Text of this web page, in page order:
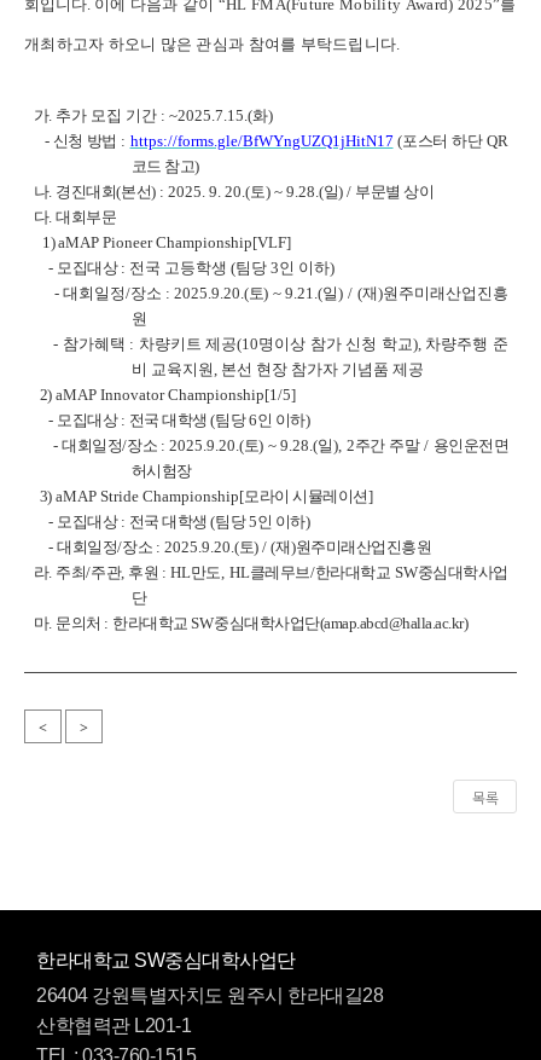
회입니다 이에 다음과 같이 “HL FMA(Future Mobility Award) 2025”를
개최하고자 하오니 많은 관심과 참여를 부탁드립니다
가. 추가 모집 기간 : ~2025.7.15.(화)
- 신청 방법 : https://forms.gle/BfWYngUZQ1jHitN17 (포스터 하단 QR
코드 참고)
나. 경진대회(본선) : 2025. 9. 20.(토) ~ 9.28.(일) / 부문별 상이
다. 대회부문
1)aMAP Pioneer Championship[VLF]
- 모집대상 : 전국 고등학생 (팀당 3인 이하)
- 대회일정/장소 : 2025.9.20.(토) ~ 9.21.(일) / (재)원주미래산업진흥
원
- 참가혜택 : 차량키트 제공(10명이상 참가 신청 학교), 차량주행 준
비 교육지원, 본선 현장 참가자 기념품 제공
2) aMAP Innovator Championship[1/5]
- 모집대상 : 전국 대학생 (팀당6인 이하)
- 대회일정/장소 : 2025.9.20.(토) ~ 9.28.(일), 2주간 주말 / 용인운전면
허시험장
3) aMAP Stride Championship[모라이 시뮬레이션]
- 모집대상 : 전국 대학생 (팀당5인 이하)
- 대회일정/장소 : 2025.9.20.(토) / (재)원주미래산업진흥원
라. 주최/주관, 후원 : HL만도 , HL클레무브/한라대학교 SW중심대학사업
단
마. 문의처 : 한라대학교 SW중심대학사업단(amap.abcd@halla.ac.kr)
< >
목록
한라대학교 SW중심대학사업단
26404 강원특별자치도 원주시 한라대길28
산학협력관 L201-1
TEL : 033-760-1515